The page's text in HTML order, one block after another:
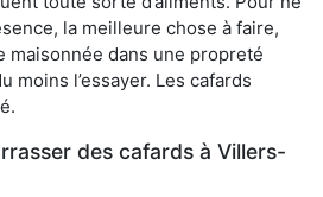
la meilleure chose à faire,
maisonnée dans une propreté
moins l’essayer. Les cafards
des cafards à Villers-